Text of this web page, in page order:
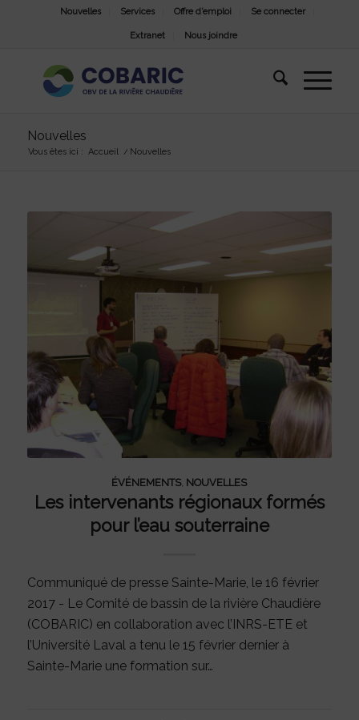
Nouvelles Services Offre d’emploi Se connecter
Extranet Nous joindre
Nouvelles
Vous êtes ici : Accueil / Nouvelles
ÉVÉNEMENTS, NOUVELLES
Les intervenants régionaux formés
pour l’eau souterraine
Communiqué de presse Sainte-Marie, le 16 février
2017 - Le Comité de bassin de la rivière Chaudière
(COBARIC) en collaboration avec l’INRS-ETE et
l’Université Laval a tenu le 15 février dernier à
Sainte-Marie une formation sur…